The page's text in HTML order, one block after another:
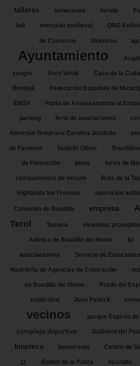
talleres senecanes herido
led mercado medieval ONG
de Comercio Valenoso
Ayuntamiento
sangre Arco Verde Casa de la
Bordejé Federación Española de
EMSV Punto de Asesoramiento al
parking feria de asociaciones
Atención Temprana Carolina Juzdado
de Farnesio Gudelio Oliver
de Formación pisos luces de
campamentos de verano Ruta de la
Highlands los Fresnos operación
Convento de Boadilla empresa
Terol
Tamara viviendas
Atlética de Boadilla del Monte IU
asociaciones Servicio de
Madrileña de Agencias de Colocación
en Boadilla del Monte Prado del
publicidad Juan Pablo II
vecinos parque Espíritu
complejo deportivo
Gallinero del
limpieza baloncesto Centro de
11 Rafael de la Paliza incendio